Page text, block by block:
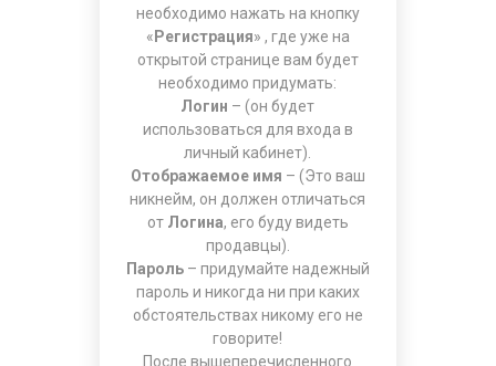
необходимо нажать на кнопку
« Регистрация» , где уже на
открытой странице вам будет
необходимо придумать:
Логин – (он будет
использоваться для входа в
личный кабинет).
Отображаемое имя – (Это ваш
никнейм, он должен отличаться
от Логина, его буду видеть
продавцы).
Пароль– придумайте надежный
пароль и никогда ни при каких
обстоятельствах никому его не
говорите!
После вышеперечисленного